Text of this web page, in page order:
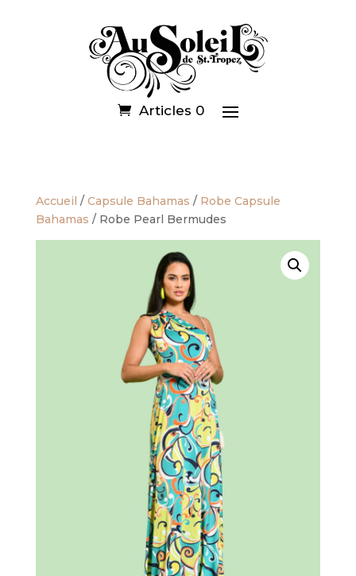
Articles 0
Accueil / Capsule Bahamas / Robe Capsule
Bahamas / Robe Pearl Bermudes